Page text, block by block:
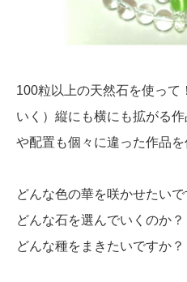
100粒以上の天然石を使って
いく）縦にも横にも拡がる
や配置も個々に違った作品を
どんな色の華を咲かせたいで
どんな石を選んでいくのか？
どんな種をまきたいですか？